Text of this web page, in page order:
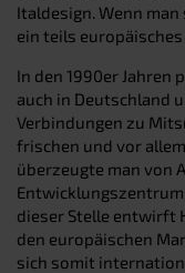
Italdesign. Wenn
ein teils europäisches
In den 1990er Jahren
auch in Deutschland
Verbindungen zu
frischen und vor
überzeugte man von
dieser Stelle entwirft
den europäischen
sich somit